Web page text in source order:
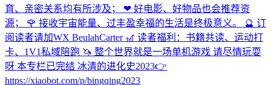
育、亲密关系均有所涉及； ❤ 好电影、好物品也会推荐资
源； 🌹 接收宇宙能量、过丰盈幸福的生活是终极意义。 🔮 订
阅读者请加WX BeulahCarter 🎢 读者福利：书籍共读、运动打
卡、1V1私域陪跑 🦄 整个世界就是一场单机游戏 请尽情玩耍
呀 本专栏已完结 冰清的进化史2023👉
https://xiaobot.com/p/bingqing2023